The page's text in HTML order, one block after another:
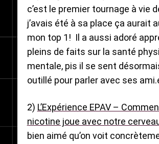
c’est le premier tournage à vie
j’avais été à sa place ça aurait
mon top 1! Il a aussi adoré
pleins de faits sur la santé
mentale, pis il se sent
outillé pour parler avec ses
2) L’Expérience EPAV –
nicotine joue avec notre
bien aimé qu’on voit